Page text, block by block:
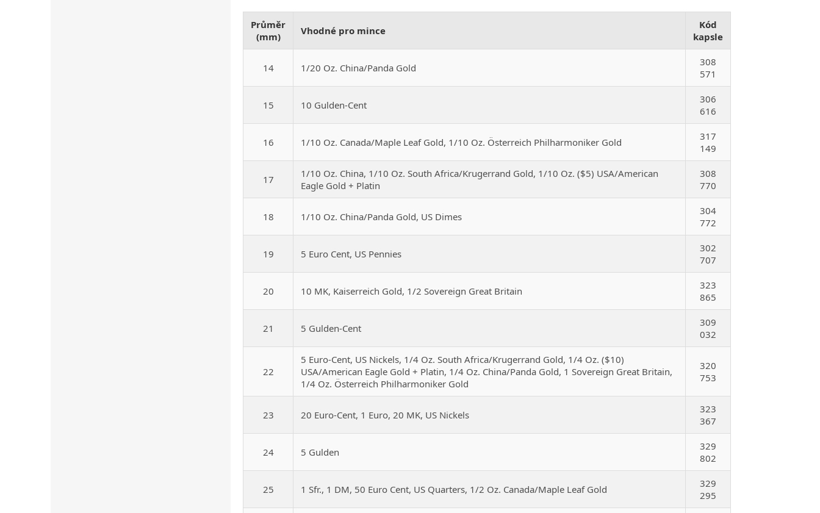
Průměr
(mm)
Vhodné pro mince
Kód
kapsle
14 1/20 Oz. China/Panda Gold
308
571
15 10 Gulden-Cent
306
616
16 1/10 Oz. Canada/Maple Leaf Gold, 1/10 Oz. Österreich Philharmoniker Gold
317
149
17
1/10 Oz. China, 1/10 Oz. South Africa/Krugerrand Gold, 1/10 Oz. ($5) USA/American
Eagle Gold + Platin
308
770
18 1/10 Oz. China/Panda Gold, US Dimes
304
772
19 5 Euro Cent, US Pennies
302
707
20 10 MK, Kaiserreich Gold, 1/2 Sovereign Great Britain
323
865
21 5 Gulden-Cent
309
032
22
5 Euro-Cent, US Nickels, 1/4 Oz. South Africa/Krugerrand Gold, 1/4 Oz. ($10)
USA/American Eagle Gold + Platin, 1/4 Oz. China/Panda Gold, 1 Sovereign Great Britain,
1/4 Oz. Österreich Philharmoniker Gold
320
753
23 20 Euro-Cent, 1 Euro, 20 MK, US Nickels
323
367
24 5 Gulden
329
802
25 1 Sfr., 1 DM, 50 Euro Cent, US Quarters, 1/2 Oz. Canada/Maple Leaf Gold
329
295